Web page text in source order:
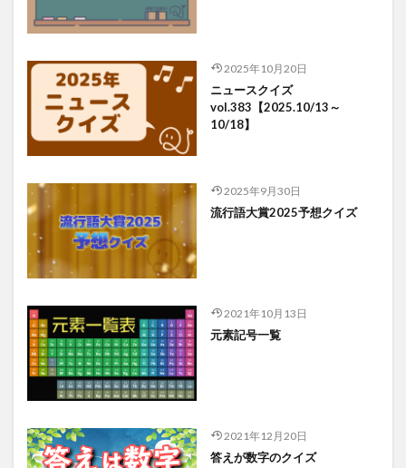
2025年10月20日
ニュースクイズ
vol.383【2025.10/13～
10/18】
2025年9月30日
流行語大賞2025予想クイズ
2021年10月13日
元素記号一覧
2021年12月20日
答えが数字のクイズ